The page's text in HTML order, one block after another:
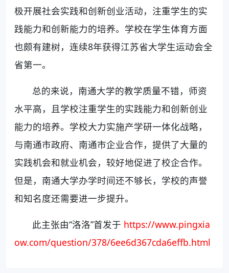
极开展社会实践和创新创业活动，注重学生的实
践能力和创新能力的培养。学校在学生体育方面
也颇有建树，连续8年获得江苏省大学生运动会全
省第一。
总的来说，南通大学的教学质量不错，师资
水平高，且学校注重学生的实践能力和创新创业
能力的培养。学校大力实施产学研一体化战略，
与南通市政府、南通市企业合作，提供了大量的
实践机会和就业机会，较好地促进了校企合作。
但是，南通大学办学时间还不够长，学校的声誉
和知名度还需要进一步提升。
此主张由“洛洛”首发于 https://www.pingxia
ow.com/question/378/6ee6d367cda6effb.html